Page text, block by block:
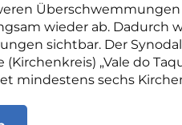
Überschwemmungen
wieder ab. Dadurch
sichtbar. Der
(Kirchenkreis) „Vale do
mindestens sechs